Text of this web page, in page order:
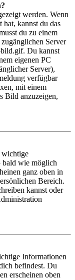
werden. Wenn
hat, kannst du das
du zu einem
Server
Du kannst
eigenen PC
Server),
verfügbar
mit einem
Bild anzuzeigen,
wichtige
bald wie möglich
ganz oben in
Bereich.
kannst oder
Informationen
befindest. Du
erscheinen oben